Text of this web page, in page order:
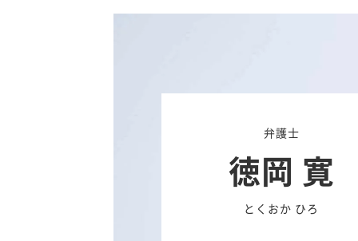
弁護士
徳岡 寛
とくおか ひろ